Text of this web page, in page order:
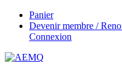
Panier
Devenir membre /
Connexion